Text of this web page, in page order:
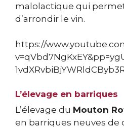
malolactique qui
d’arrondir le vin.
https://
L’élevage en barriques
L’élevage du Mouton
en barriques neuves de